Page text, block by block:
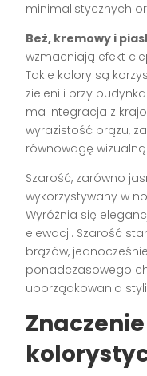
minimalistycznych
Beż, kremowy i
wzmacniają efekt
Takie kolory są
zieleni i przy
ma integracja z
wyrazistość brązu,
równowagę wizualną.
Szarość, zarówno
wykorzystywany w
Wyróżnia się
elewacji. Szarość
brązów,
ponadczasowego
uporządkowania